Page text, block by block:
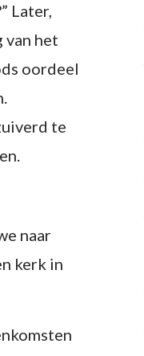
Later,
van het
oordeel
te
naar
kerk in